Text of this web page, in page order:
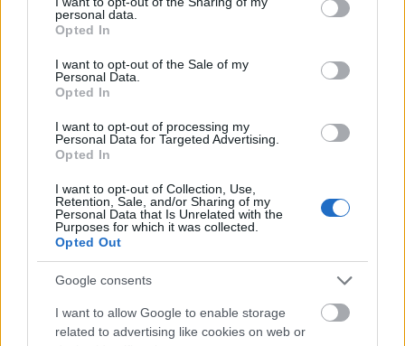
grant or deny consent to Google and its third-party tags to
use your data for below specified purposes in below Google
consent section.
personal data.
Opted In
I want to opt-out of the Sale of my
Personal Data.
Opted In
I want to opt-out of processing my
Personal Data for Targeted Advertising.
Opted In
I want to opt-out of Collection, Use,
Retention, Sale, and/or Sharing of my
Personal Data that Is Unrelated with the
Purposes for which it was collected.
Opted Out
Google consents
I want to allow Google to enable storage
related to advertising like cookies on web or
PUNKT
Nincs megjeleníthető elem